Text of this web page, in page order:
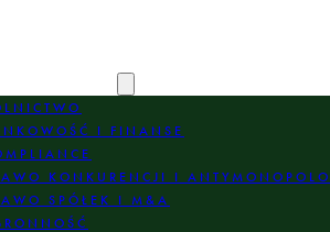
I FINANSE
KONKURENCJI I
SPÓŁEK I M&A